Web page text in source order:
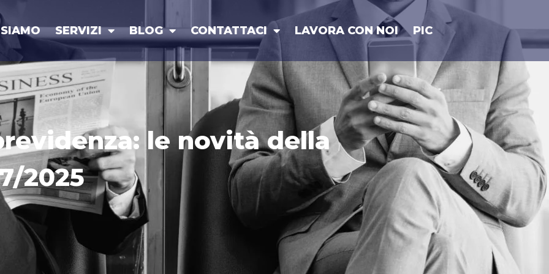
SERVIZI BLOG CONTATTACI LAVORA CON NOI PIC
le novità della
2025